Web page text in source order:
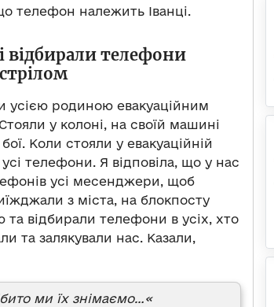
телефон належить Іванці.
відбирали телефони
усією родиною евакуаційним
у колоні, на своїй машині
Коли стояли у евакуаційній
телефони. Я відповіла, що у нас
усі месенджери, щоб
з міста, на блокпосту
та відбирали телефони в усіх, хто
та залякували нас. Казали,
ми їх знімаємо…«